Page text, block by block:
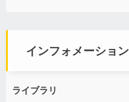
インフォメーション
ライブラリ